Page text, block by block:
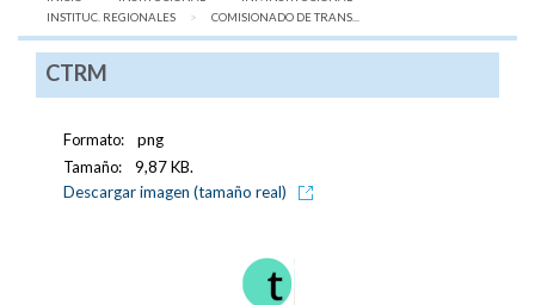
INSTITUC. REGIONALES
AQUÍ:
COMISIONADO DE TRANS...
CTRM
Formato:
png
Tamaño:
9,87 KB.
Descargar imagen (tamaño real)